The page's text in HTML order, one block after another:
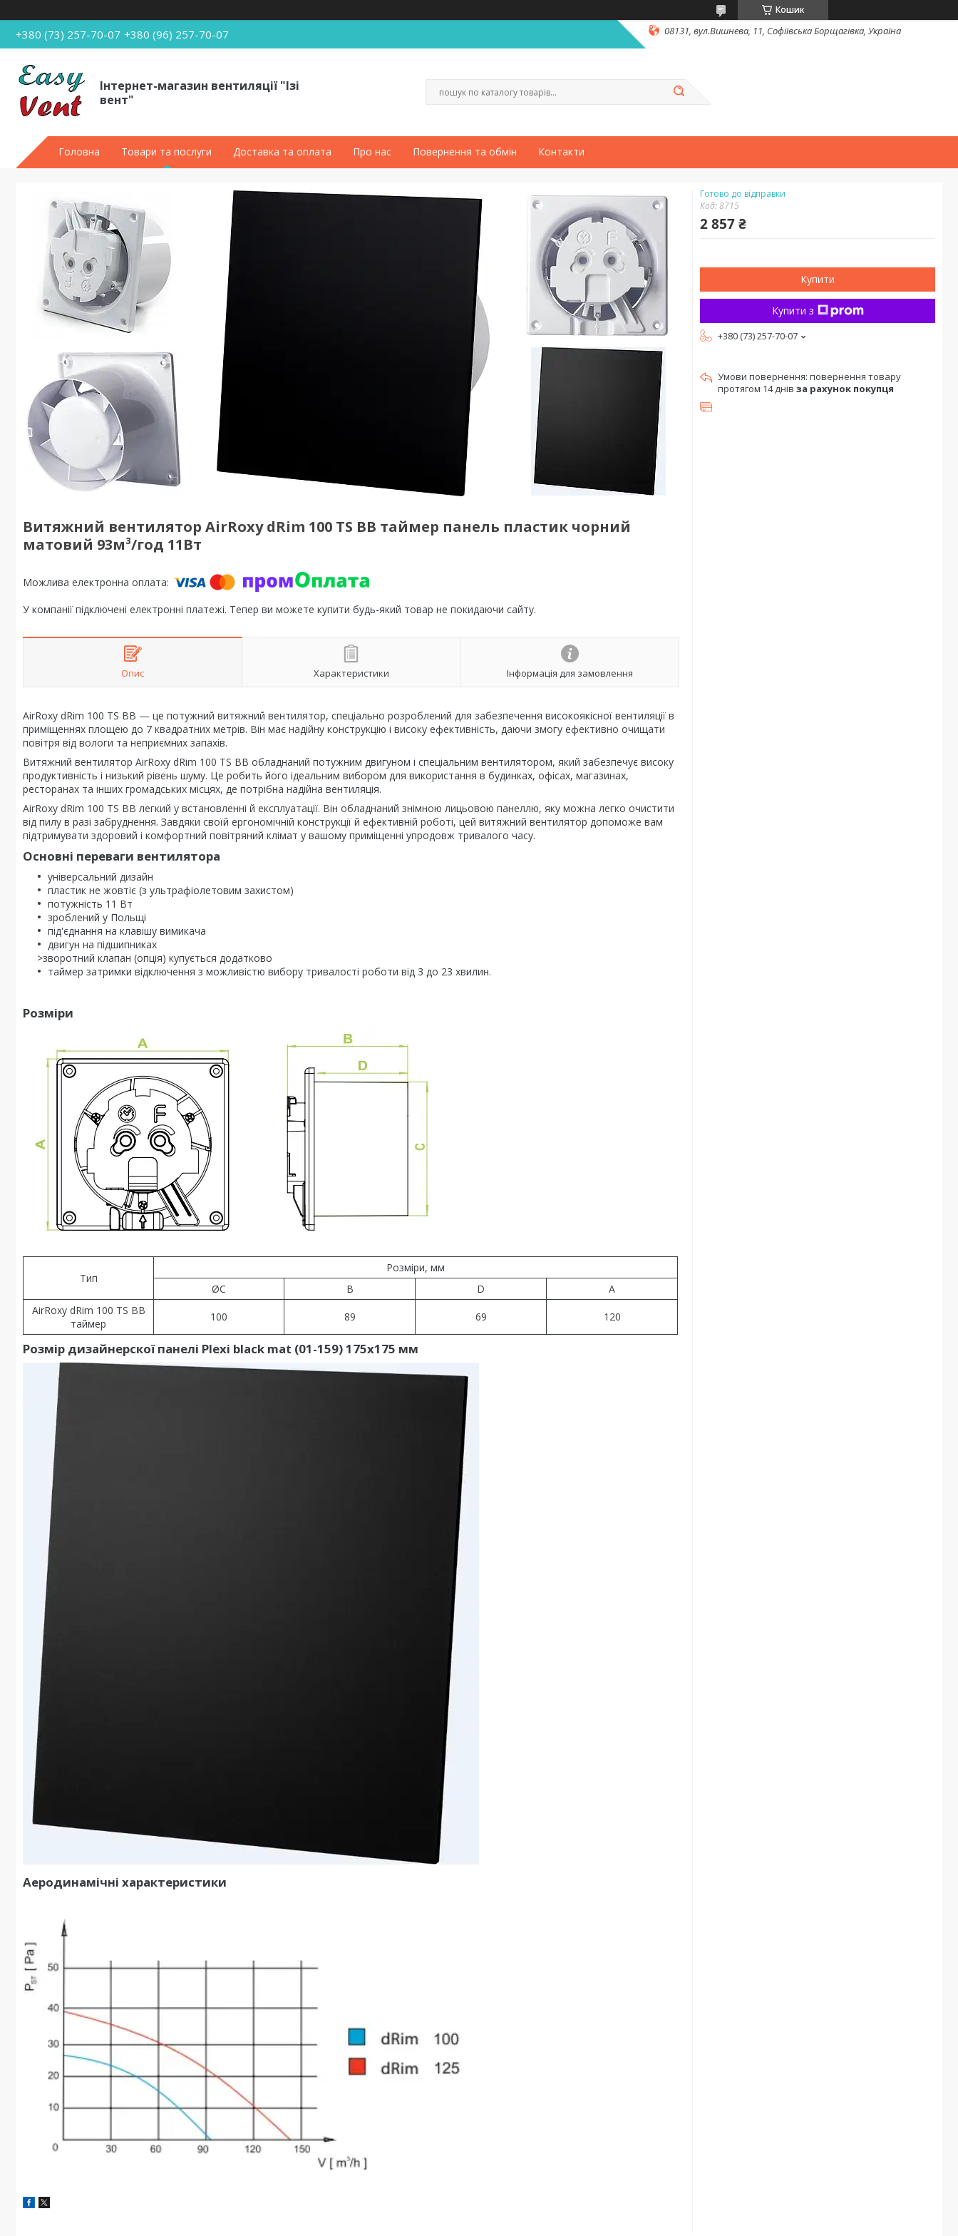
Кошик
+380 (73) 257-70-07 +380 (96) 257-70-07 08131, вул.Вишнева, 11, Софіївська Борщагівка, Україна
Інтернет-магазин вентиляції "Ізі
вент"
Головна Товари та послуги Доставка та оплата Про нас Повернення та обмін Контакти
Витяжний вентилятор AirRoxy dRim 100 TS BB таймер панель пластик чорний
матовий 93м³/год 11Вт
У компанії підключені електронні платежі. Тепер ви можете купити будь-який товар не покидаючи сайту.
Опис Характеристики Інформація для замовлення
AirRoxy dRim 100 TS BB — це потужний витяжний вентилятор, спеціально розроблений для забезпечення високоякісної вентиляції в
приміщеннях площею до 7 квадратних метрів. Він має надійну конструкцію і високу ефективність, даючи змогу ефективно очищати
повітря від вологи та неприємних запахів.
Витяжний вентилятор AirRoxy dRim 100 TS BB обладнаний потужним двигуном і спеціальним вентилятором, який забезпечує високу
продуктивність і низький рівень шуму. Це робить його ідеальним вибором для використання в будинках, офісах, магазинах,
ресторанах та інших громадських місцях, де потрібна надійна вентиляція.
AirRoxy dRim 100 TS BB легкий у встановленні й експлуатації. Він обладнаний знімною лицьовою панеллю, яку можна легко очистити
від пилу в разі забруднення. Завдяки своїй ергономічній конструкції й ефективній роботі, цей витяжний вентилятор допоможе вам
підтримувати здоровий і комфортний повітряний клімат у вашому приміщенні упродовж тривалого часу.
Основні переваги вентилятора
універсальний дизайн
пластик не жовтіє (з ультрафіолетовим захистом)
потужність 11 Вт
зроблений у Польщі
під'єднання на клавішу вимикача
двигун на підшипниках
>зворотний клапан (опція) купується додатково
таймер затримки відключення з можливістю вибору тривалості роботи від 3 до 23 хвилин.
Розміри
Тип
Розміри, мм
ØC
B D
A
AirRoxy dRim 100 TS BB
таймер
100 89 69 120
Розмір дизайнерскої панелі Plexi black mat (01-159) 175х175 мм
Аеродинамічні характеристики
Готово до відправки
Код:8715
2 857 ₴
Купити
Купити з
+380 (73) 257-70-07
повернення товару
протягом 14 днів за рахунок покупця